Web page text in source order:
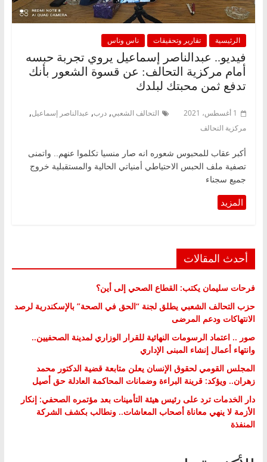
الرئيسية تقارير وتحقيقات ناس وناس
فيديو.. عبدالناصر إسماعيل يروي تجربة حبسه
أمام مركزية التحالف: عن قسوة الشعور بأنك
تدفع ثمن محبتك لبلدك
1 أغسطس، 2021 التحالف الشعبي, درب, عبدالناصر إسماعيل,
مركزية التحالف
أكبر عقاب للمحبوس شعوره انه صار منسيا تكلموا عنهم.. واتمنى
تصفية ملف الحبس الاحتياطي أمنياتي الحالية والمستقبلية خروج
جميع سجناء
أحدث المقالات
فرحات سليمان يكتب: القطاع الصحي إلى أين؟
حزب التحالف الشعبي يطلق لجنة “الحق في الصحة” بالإسكندرية لرصد
الانتهاكات ودعم المرضى
صور .. اعتماد الرسومات النهائية للقرار الوزاري لمدينة الصحفيين..
وانتهاء أعمال إنشاء المبنى الإداري
المجلس القومي لحقوق الإنسان يعلن متابعة قضية الدكتور محمد
زهران.. ويؤكد: قرينة البراءة وضمانات المحاكمة العادلة حق أصيل
دار الخدمات ترد على رئيس هيئة التأمينات بعد مؤتمره الصحفي: إنكار
الأزمة لا ينهي معاناة أصحاب المعاشات.. ونطالب بكشف الشركة
المنفذة